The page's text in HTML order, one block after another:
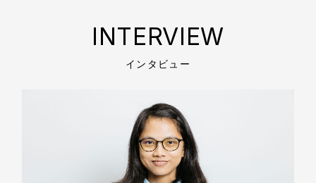
INTERVIEW
インタビュー